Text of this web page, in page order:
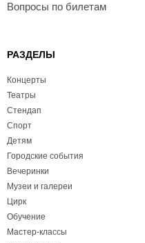
Вопросы по билетам
РАЗДЕЛЫ
Концерты
Театры
Стендап
Спорт
Детям
Городские события
Вечеринки
Музеи и галереи
Цирк
Обучение
Мастер-классы